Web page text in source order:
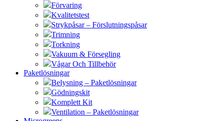
Förvaring
Kvalitetstest
Strykpåsar – Förslutningspåsar
Trimning
Torkning
Vakuum & Försegling
Vågar Och Tillbehör
Paketlösningar
Belysning – Paketlösningar
Gödningskit
Komplett Kit
Ventilation – Paketlösningar